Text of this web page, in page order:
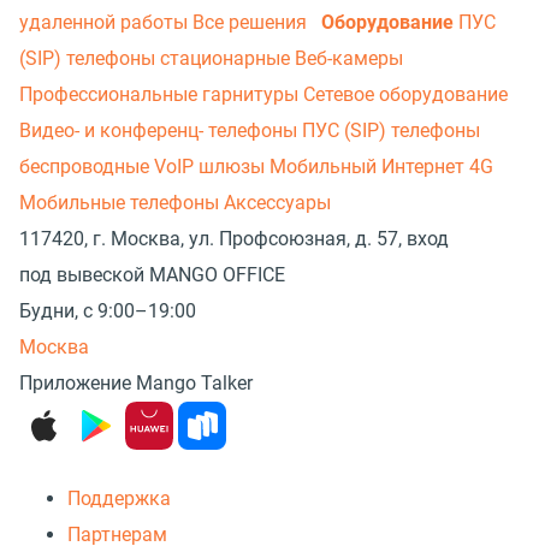
удаленной работы Все решения Оборудование ПУС
(SIP) телефоны стационарные Веб-камеры
Профессиональные гарнитуры Сетевое оборудование
Видео- и конференц- телефоны ПУС (SIP) телефоны
беспроводные VoIP шлюзы Мобильный Интернет 4G
Мобильные телефоны Аксессуары
117420, г. Москва, ул. Профсоюзная, д. 57, вход
под вывеской MANGO OFFICE
Будни, с 9:00–19:00
Москва
Приложение Mango Talker
Поддержка
Партнерам